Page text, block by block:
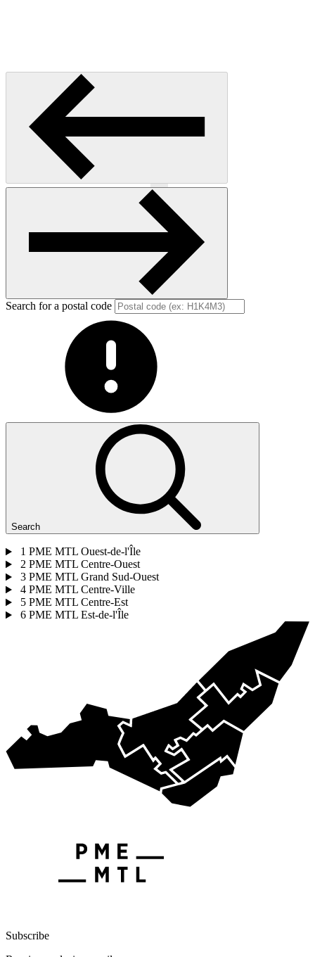
Previous
Search for a postal code
Search
1 PME MTL Ouest-de-l'Île
2 PME MTL Centre-Ouest
3 PME MTL Grand Sud-Ouest
4 PME MTL Centre-Ville
5 PME MTL Centre-Est
6 PME MTL Est-de-l'Île
Subscribe